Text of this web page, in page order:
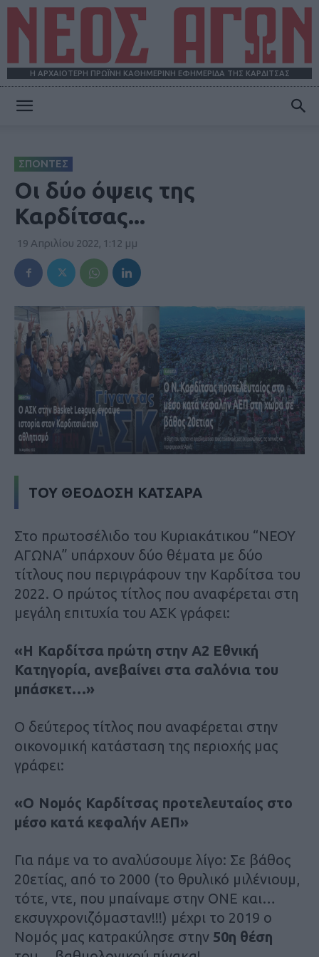
Η ΑΡΧΑΙΟΤΕΡΗ ΠΡΩΪΝΗ ΚΑΘΗΜΕΡΙΝΗ ΕΦΗΜΕΡΙΔΑ ΤΗΣ ΚΑΡΔΙΤΣΑΣ
ΣΠΟΝΤΕΣ
Οι δύο όψεις της
Καρδίτσας...
19 Απριλίου 2022, 1:12 μμ
ΤΟΥ ΘΕΟΔΟΣΗ ΚΑΤΣΑΡΑ
Στο πρωτοσέλιδο του Κυριακάτικου “ΝΕΟΥ
ΑΓΩΝΑ” υπάρχουν δύο θέματα με δύο
τίτλους που περιγράφουν την Καρδίτσα του
2022. Ο πρώτος τίτλος που αναφέρεται στη
μεγάλη επιτυχία του ΑΣΚ γράφει:
«Η Καρδίτσα πρώτη στην Α2 Εθνική
Κατηγορία, ανεβαίνει στα σαλόνια του
μπάσκετ…»
Ο δεύτερος τίτλος που αναφέρεται στην
οικονομική κατάσταση της περιοχής μας
γράφει:
«Ο Νομός Καρδίτσας προτελευταίος στο
μέσο κατά κεφαλήν ΑΕΠ»
Για πάμε να το αναλύσουμε λίγο: Σε βάθος
20ετίας, από το 2000 (το θρυλικό μιλένιουμ,
τότε, ντε, που μπαίναμε στην ΟΝΕ και…
εκσυγχρονιζόμασταν!!!) μέχρι το 2019 ο
Νομός μας κατρακύλησε στην 50η θέση